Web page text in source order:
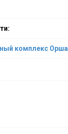
комплекс Орша